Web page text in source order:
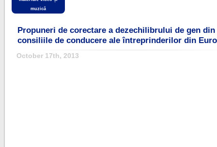
muzică
Propuneri de corectare a dezechilibrului de gen din
consiliile de conducere ale întreprinderilor din
October 17th, 2013